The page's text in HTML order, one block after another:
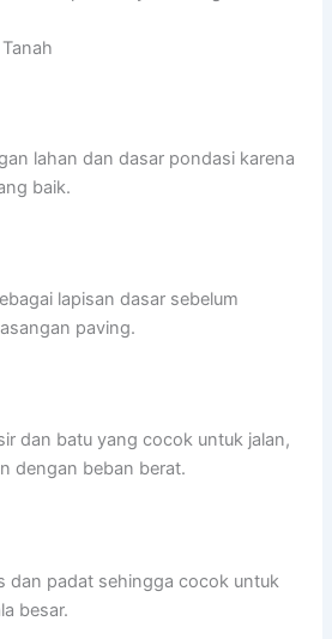
lahan dan dasar pondasi karena
baik.
lapisan dasar sebelum
paving.
dan batu yang cocok untuk jalan,
dengan beban berat.
dan padat sehingga cocok untuk
besar.